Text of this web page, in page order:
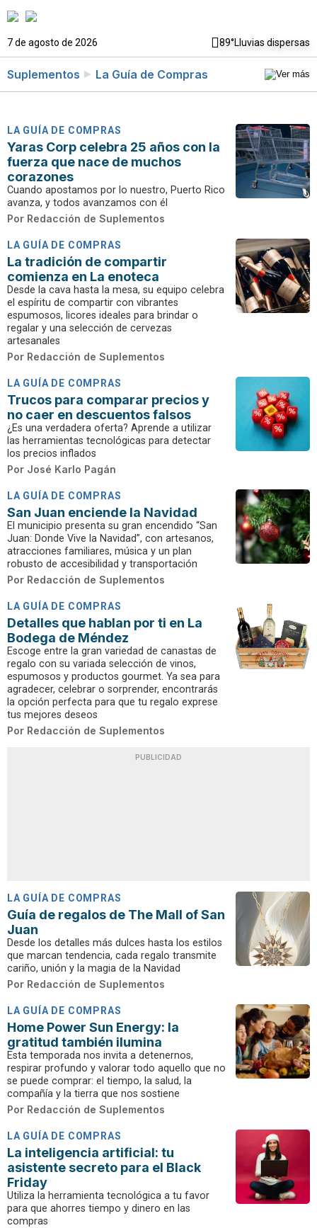
7 de agosto de 2026 89°Lluvias dispersas
Suplementos La Guía de Compras
LA GUÍA DE COMPRAS
Yaras Corp celebra 25 años con la
fuerza que nace de muchos
corazones
Cuando apostamos por lo nuestro, Puerto Rico
avanza, y todos avanzamos con él
Por Redacción de Suplementos
LA GUÍA DE COMPRAS
La tradición de compartir
comienza en La enoteca
Desde la cava hasta la mesa, su equipo celebra
el espíritu de compartir con vibrantes
espumosos, licores ideales para brindar o
regalar y una selección de cervezas
artesanales
Por Redacción de Suplementos
LA GUÍA DE COMPRAS
Trucos para comparar precios y
no caer en descuentos falsos
¿Es una verdadera oferta? Aprende a utilizar
las herramientas tecnológicas para detectar
los precios inflados
Por José Karlo Pagán
LA GUÍA DE COMPRAS
San Juan enciende la Navidad
El municipio presenta su gran encendido “San
Juan: Donde Vive la Navidad”, con artesanos,
atracciones familiares, música y un plan
robusto de accesibilidad y transportación
Por Redacción de Suplementos
LA GUÍA DE COMPRAS
Detalles que hablan por ti en La
Bodega de Méndez
Escoge entre la gran variedad de canastas de
regalo con su variada selección de vinos,
espumosos y productos gourmet. Ya sea para
agradecer, celebrar o sorprender, encontrarás
la opción perfecta para que tu regalo exprese
tus mejores deseos
Por Redacción de Suplementos
PUBLICIDAD
LA GUÍA DE COMPRAS
Guía de regalos de The Mall of San
Juan
Desde los detalles más dulces hasta los estilos
que marcan tendencia, cada regalo transmite
cariño, unión y la magia de la Navidad
Por Redacción de Suplementos
LA GUÍA DE COMPRAS
Home Power Sun Energy: la
gratitud también ilumina
Esta temporada nos invita a detenernos,
respirar profundo y valorar todo aquello que no
se puede comprar: el tiempo, la salud, la
compañía y la tierra que nos sostiene
Por Redacción de Suplementos
LA GUÍA DE COMPRAS
La inteligencia artificial: tu
asistente secreto para el Black
Friday
Utiliza la herramienta tecnológica a tu favor
para que ahorres tiempo y dinero en las
compras